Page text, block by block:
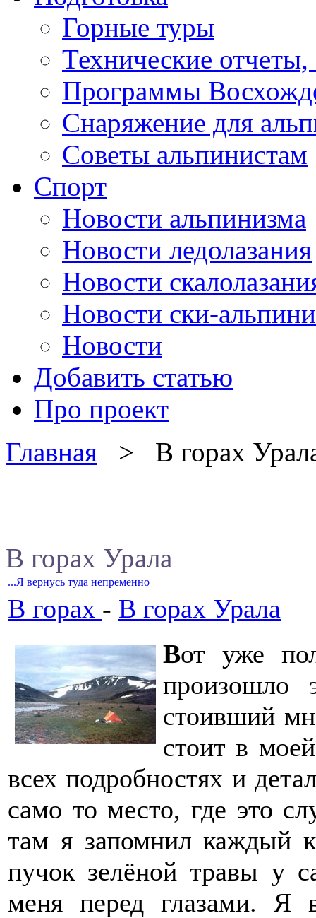
Горные туры
Технические
Программы
Снаряжение для
Советы альпинистам
Спорт
Новости альпинизма
Новости ледолазания
Новости
Новости ски-
Новости
Добавить статью
Про проект
Главная > В горах
В горах Урала
...Я вернусь туда непременно
В горах - В горах Урала
Вот уже
произошло
стоивший
стоит в
всех подробностях и
само то место, где это
там я запомнил каждый
пучок зелёной травы у
меня перед глазами. Я